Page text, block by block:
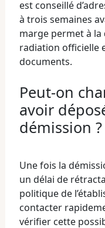
est conseillé
à trois semaines
marge permet à la
radiation officielle
documents.
Peut-on
avoir
démission ?
Une fois la
un délai de
politique de
contacter
vérifier cette